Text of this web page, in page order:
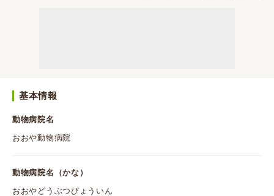
基本情報
動物病院名
おおや動物病院
動物病院名（かな）
おおやどうぶつびょういん